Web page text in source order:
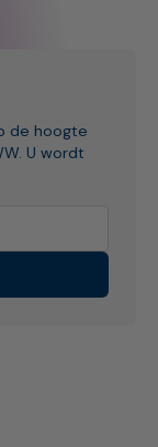
de hoogte
U wordt